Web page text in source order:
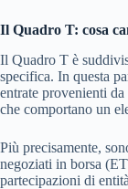
Il Quadro T: cosa
Il Quadro T è
specifica. In questa
entrate provenienti
che comportano un
Più precisamente,
negoziati in borsa
partecipazioni di